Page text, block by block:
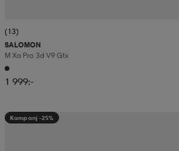
(13)
SALOMON
M Xa Pro 3d V9 Gtx
1 999:-
Kampanj -25%